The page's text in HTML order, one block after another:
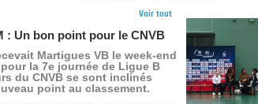
Voir tout
: Un bon point pour le CNVB
Martigues VB le week-end
la 7e journée de Ligue B
du CNVB se sont inclinés
point au classement.